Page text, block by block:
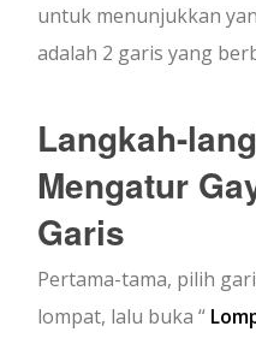
untuk menunjukkan
adalah 2 garis yang
Langkah-
Mengatur
Garis
Pertama-tama, pilih
lompat, lalu buka “